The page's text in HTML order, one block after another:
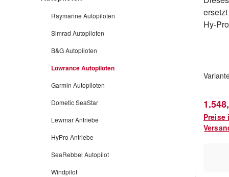
Raymarine Autopiloten
Simrad Autopiloten
B&G Autopiloten
Lowrance Autopiloten
Garmin Autopiloten
Dometic SeaStar
Lewmar Antriebe
HyPro Antriebe
SeaRebbel Autopilot
Windpilot
Hy-
Preise